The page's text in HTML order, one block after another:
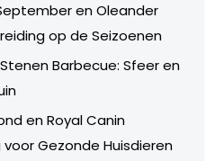
en Oleander
op de Seizoenen
Barbecue: Sfeer en
en Royal Canin
Gezonde Huisdieren